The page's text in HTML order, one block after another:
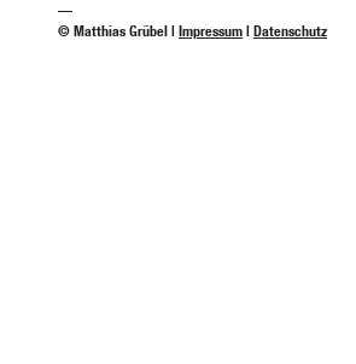
—
© Matthias Grübel | Impressum | Datenschutz